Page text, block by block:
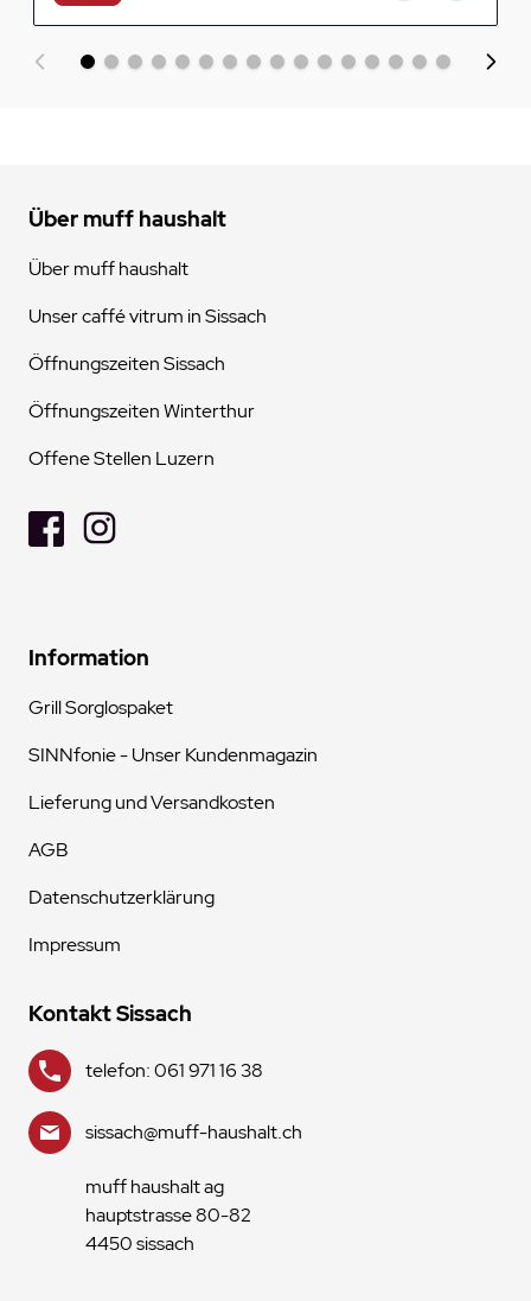
Über muff haushalt
Über muff haushalt
Unser caffé vitrum in Sissach
Öffnungszeiten Sissach
Öffnungszeiten Winterthur
Offene Stellen Luzern
Information
Grill Sorglospaket
SINNfonie - Unser Kundenmagazin
Lieferung und Versandkosten
AGB
Datenschutzerklärung
Impressum
Kontakt Sissach
telefon: 061 971 16 38
sissach@muff-haushalt.ch
muff haushalt ag
hauptstrasse 80-82
4450 sissach